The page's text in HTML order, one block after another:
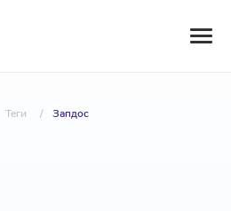
Теги / Запдос